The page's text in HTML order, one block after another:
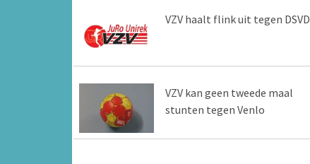
VZV haalt flink uit tegen DSVD
VZV kan geen tweede maal
stunten tegen Venlo